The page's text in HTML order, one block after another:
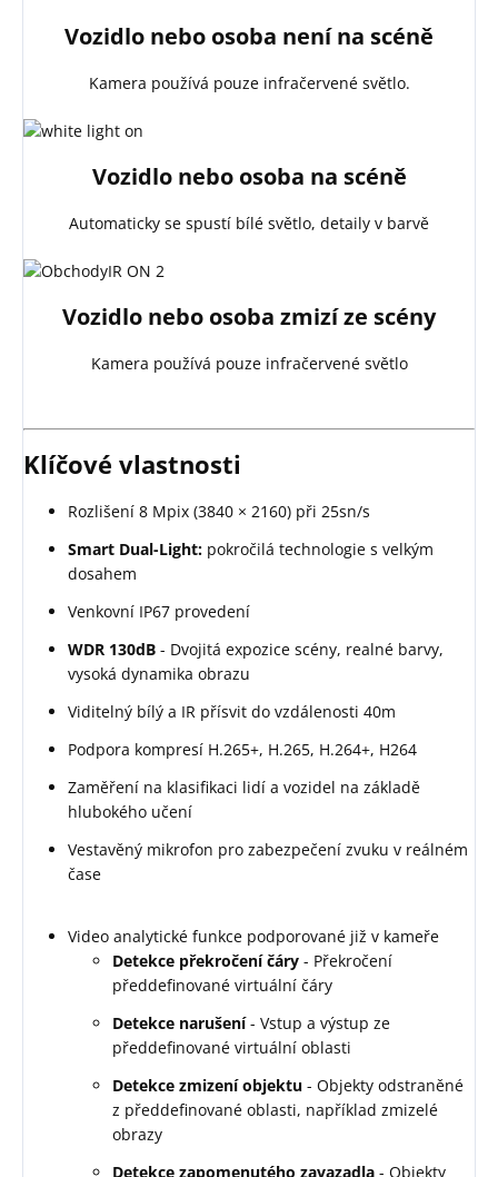
Vozidlo nebo osoba není na scéně
Kamera používá pouze infračervené světlo.
Vozidlo nebo osoba na scéně
Automaticky se spustí bílé světlo, detaily v barvě
Vozidlo nebo osoba zmizí ze scény
Kamera používá pouze infračervené světlo
Klíčové vlastnosti
Rozlišení 8 Mpix (3840 × 2160) při 25sn/s
Smart Dual-Light: pokročilá technologie s velkým
dosahem
Venkovní IP67 provedení
WDR 130dB - Dvojitá expozice scény, realné barvy,
vysoká dynamika obrazu
Viditelný bílý a IR přísvit do vzdálenosti 40m
Podpora kompresí H.265+, H.265, H.264+, H264
Zaměření na klasifikaci lidí a vozidel na základě
hlubokého učení
Vestavěný mikrofon pro zabezpečení zvuku v reálném
čase
Video analytické funkce podporované již v kameře
Detekce překročení čáry - Překročení
předdefinované virtuální čáry
Detekce narušení- Vstup a výstup ze
předdefinované virtuální oblasti
Detekce zmizení objektu - Objekty odstraněné
z předdefinované oblasti, například zmizelé
obrazy
Detekce zapomenutého zavazadla - Objekty